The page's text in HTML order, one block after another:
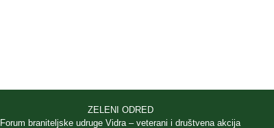
ZELENI ODRED
Forum braniteljske udruge Vidra – veterani i društvena akcija